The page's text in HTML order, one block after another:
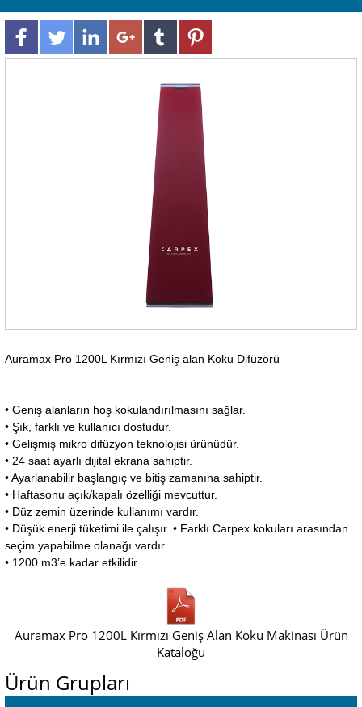
Auramax Pro 1200L Kırmızı Geniş alan Koku Difüzörü
• Geniş alanların hoş kokulandırılmasını sağlar.
• Şık, farklı ve kullanıcı dostudur.
• Gelişmiş mikro difüzyon teknolojisi ürünüdür.
• 24 saat ayarlı dijital ekrana sahiptir.
• Ayarlanabilir başlangıç ve bitiş zamanına sahiptir.
• Haftasonu açık/kapalı özelliği mevcuttur.
• Düz zemin üzerinde kullanımı vardır.
• Düşük enerji tüketimi ile çalışır. • Farklı Carpex kokuları arasından
seçim yapabilme olanağı vardır.
• 1200 m3’e kadar etkilidir
Auramax Pro 1200L Kırmızı Geniş Alan Koku Makinası Ürün
Kataloğu
Ürün Grupları